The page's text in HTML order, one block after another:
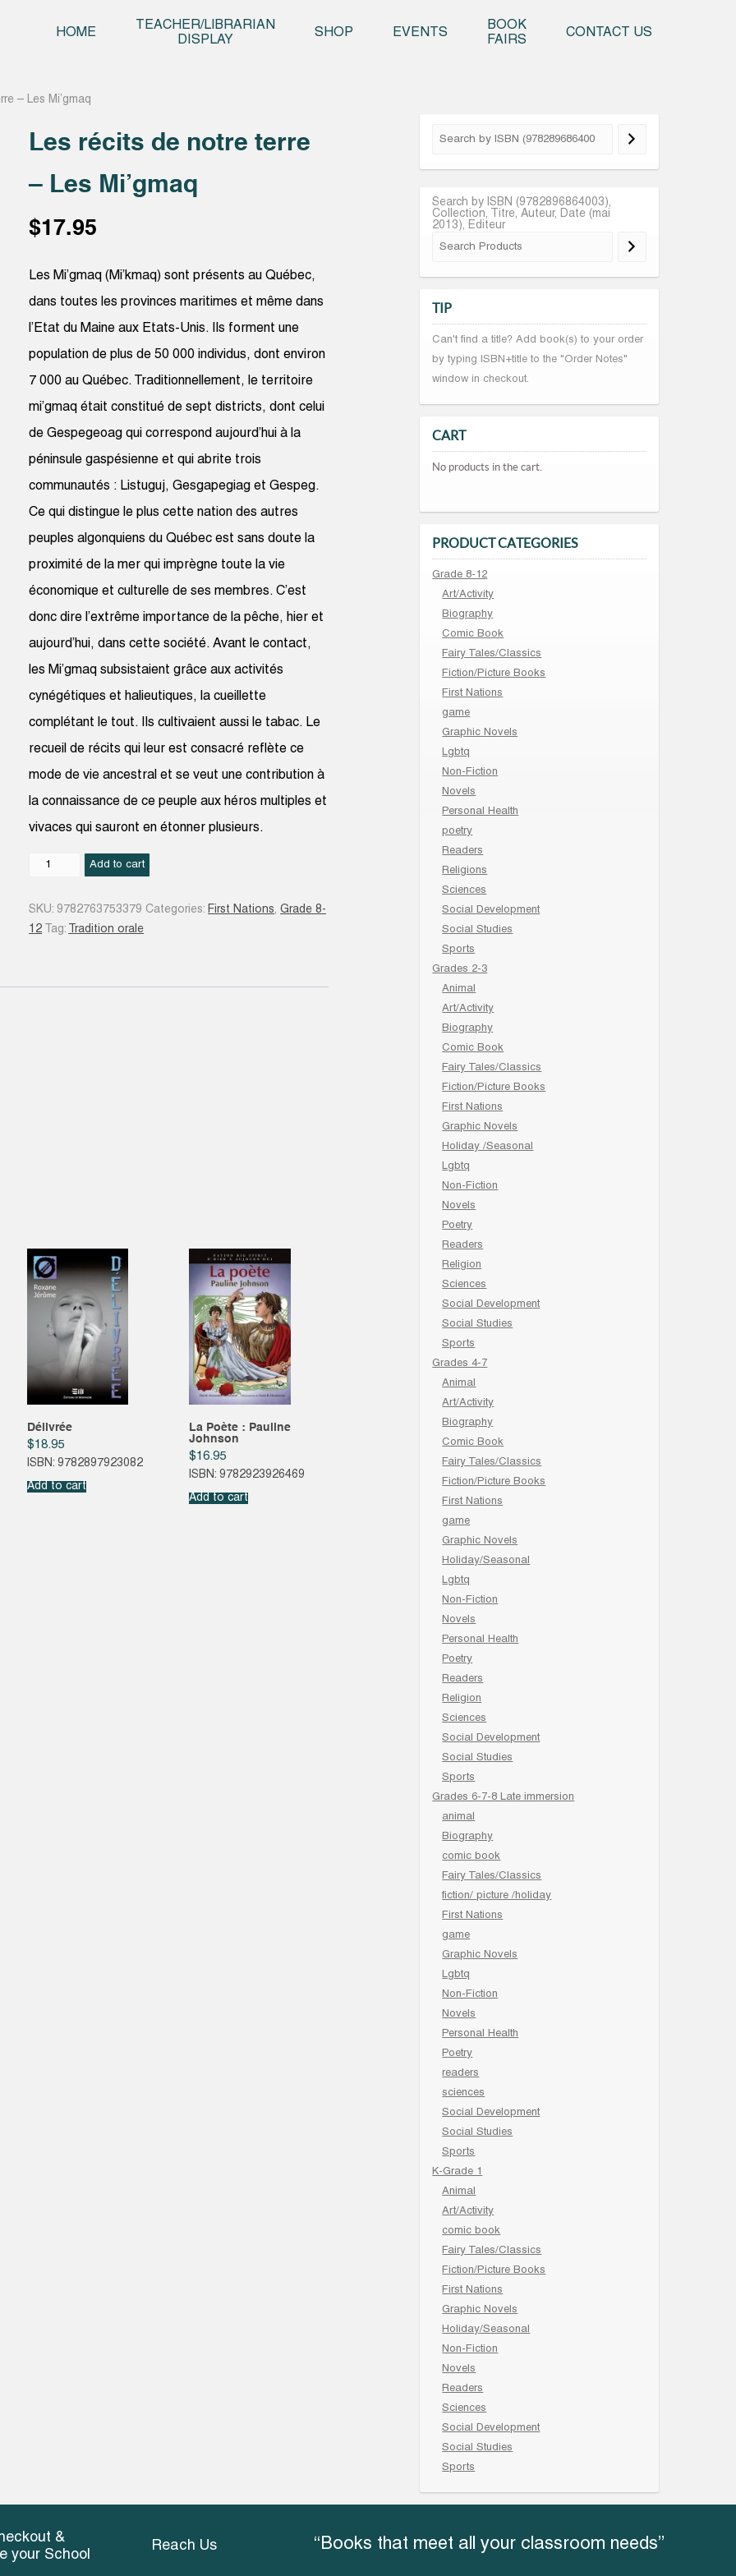
HOME
TEACHER/LIBRARIAN
DISPLAY
SHOP EVENTS
BOOK
FAIRS
CONTACT US
– Les Mi’gmaq
Les récits de notre terre
– Les Mi’gmaq
$17.95
Les Mi’gmaq (Mi’kmaq) sont présents au Québec,
dans toutes les provinces maritimes et même dans
l’Etat du Maine aux Etats-Unis. Ils forment une
population de plus de 50 000 individus, dont environ
7 000 au Québec. Traditionnellement, le territoire
mi’gmaq était constitué de sept districts, dont celui
de Gespegeoag qui correspond aujourd’hui à la
péninsule gaspésienne et qui abrite trois
communautés : Listuguj, Gesgapegiag et Gespeg.
Ce qui distingue le plus cette nation des autres
peuples algonquiens du Québec est sans doute la
proximité de la mer qui imprègne toute la vie
économique et culturelle de ses membres. C’est
donc dire l’extrême importance de la pêche, hier et
aujourd’hui, dans cette société. Avant le contact,
les Mi’gmaq subsistaient grâce aux activités
cynégétiques et halieutiques, la cueillette
complétant le tout. Ils cultivaient aussi le tabac. Le
recueil de récits qui leur est consacré reflète ce
mode de vie ancestral et se veut une contribution à
la connaissance de ce peuple aux héros multiples et
vivaces qui sauront en étonner plusieurs.
Les
Add to cart
SKU: 9782763753379 Categories: First Nations,Grade 8-
12
Tag: Tradition orale
Délivrée
$18.95
ISBN: 9782897923082
Add to cart
La Poète : Pauline
Johnson
$16.95
ISBN: 9782923926469
Add to cart
Search by ISBN (9782896864003),
Collection, Titre, Auteur, Date (mai
2013), Editeur
TIP
Can't find a title? Add book(s) to your order
by typing ISBN+title to the "Order Notes"
window in checkout.
CART
No products in the cart.
PRODUCT CATEGORIES
Grade 8-12
Art/Activity
Biography
Comic Book
Fairy Tales/Classics
Fiction/Picture Books
First Nations
game
Graphic Novels
Lgbtq
Non-Fiction
Novels
Personal Health
poetry
Readers
Religions
Sciences
Social Development
Social Studies
Sports
Grades 2-3
Animal
Art/Activity
Biography
Comic Book
Fairy Tales/Classics
Fiction/Picture Books
First Nations
Graphic Novels
Holiday /Seasonal
Lgbtq
Non-Fiction
Novels
Poetry
Readers
Religion
Sciences
Social Development
Social Studies
Sports
Grades 4-7
Animal
Art/Activity
Biography
Comic Book
Fairy Tales/Classics
Fiction/Picture Books
First Nations
game
Graphic Novels
Holiday/Seasonal
Lgbtq
Non-Fiction
Novels
Personal Health
Poetry
Readers
Religion
Sciences
Social Development
Social Studies
Sports
Grades 6-7-8 Late immersion
animal
Biography
comic book
Fairy Tales/Classics
fiction/ picture /holiday
First Nations
game
Graphic Novels
Lgbtq
Non-Fiction
Novels
Personal Health
Poetry
readers
sciences
Social Development
Social Studies
Sports
K-Grade 1
Animal
Art/Activity
comic book
Fairy Tales/Classics
Fiction/Picture Books
First Nations
Graphic Novels
Holiday/Seasonal
Non-Fiction
Novels
Readers
Sciences
Social Development
Social Studies
Sports
&
your School
Reach Us “Books that meet all your classroom needs”